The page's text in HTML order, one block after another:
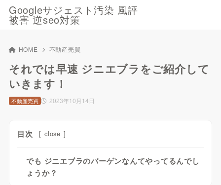
Googleサジェスト汚染 風評
被害 逆seo対策
HOME 不動産売買
それでは早速 ジニエブラをご紹介して
いきます！
2023年10月14日
不動産売買
目次 [ close ]
でも ジニエブラのバーゲンなんてやってるんでし
ょうか？